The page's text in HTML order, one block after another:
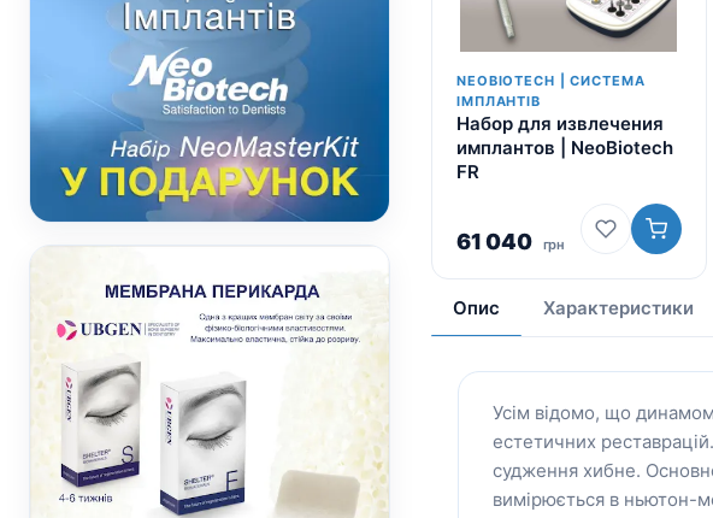
NEOBIOTECH | СИСТЕМА
ІМПЛАНТІВ
Набор для извлечения
имплантов | NeoBiotech
FR
61 040 грн
Опис Характеристики
Усім відомо, що
естетичних
судження хибне.
вимірюється в ньютон-